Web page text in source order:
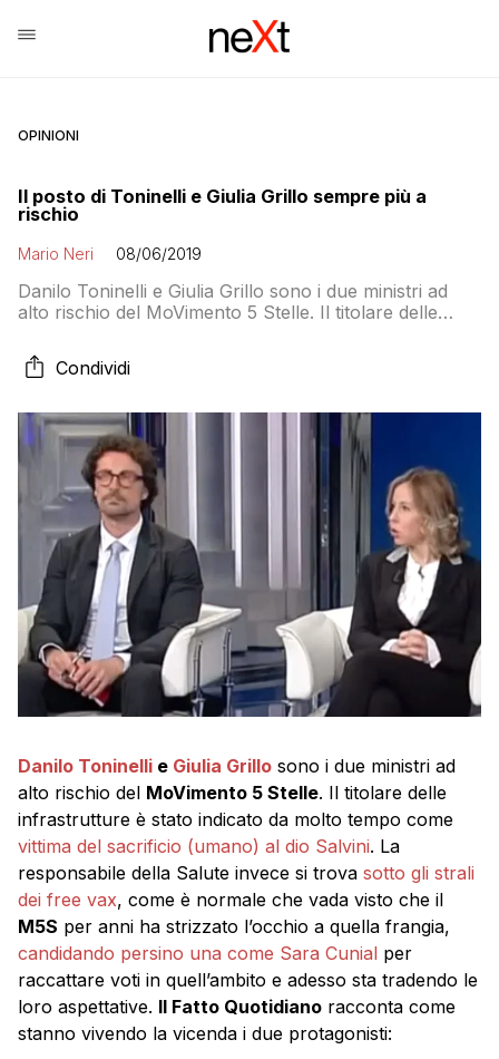
OPINIONI
Il posto di Toninelli e Giulia Grillo sempre più a
rischio
Mario Neri 08/06/2019
Danilo Toninelli e Giulia Grillo sono i due ministri ad
alto rischio del MoVimento 5 Stelle. Il titolare delle
vittima del sacrificio (umano) al dio Salvini. La
responsabile della Salute invece si trova sotto gli strali
Condividi
Danilo Toninelli e Giulia Grillo sono i due ministri ad
alto rischio del MoVimento 5 Stelle. Il titolare delle
infrastrutture è stato indicato da molto tempo come
vittima del sacrificio (umano) al dio Salvini. La
responsabile della Salute invece si trova sotto gli strali
dei free vax, come è normale che vada visto che il
M5S per anni ha strizzato l’occhio a quella frangia,
candidando persino una come Sara Cunial per
raccattare voti in quell’ambito e adesso sta tradendo le
loro aspettative. Il Fatto Quotidiano racconta come
stanno vivendo la vicenda i due protagonisti: